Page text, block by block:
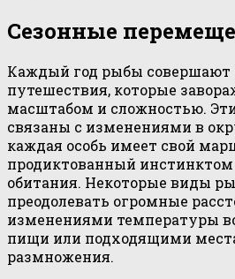
Сезонные
Каждый год рыбы совершают
путешествия, которые
масштабом и сложностью.
связаны с изменениями в
каждая особь имеет свой
продиктованный
обитания. Некоторые виды
преодолевать огромные
изменениями температуры
пищи или подходящими
размножения.